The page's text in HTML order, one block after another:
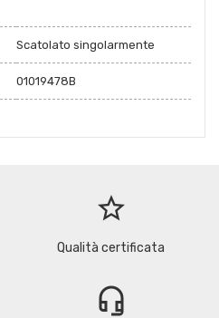
Scatolato singolarmente
01019478B
star_border
Qualità certificata
headset_mic